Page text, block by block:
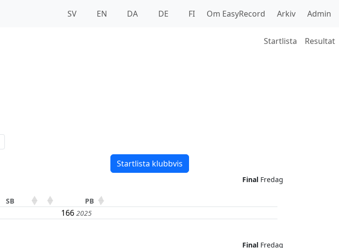
SV EN DA DE FI Om EasyRecord Arkiv Admin
Startlista Resultat
Startlista klubbvis
Final Fredag
SB PB
166 2025
Final Fredag